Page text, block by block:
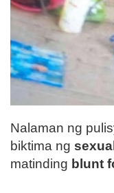
Nalaman ng
biktima ng
matinding blunt